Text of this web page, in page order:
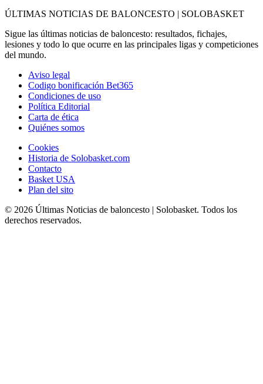
ÚLTIMAS NOTICIAS DE BALONCESTO | SOLOBASKET
Sigue las últimas noticias de baloncesto: resultados, fichajes,
lesiones y todo lo que ocurre en las principales ligas y competiciones
del mundo.
Aviso legal
Codigo bonificación Bet365
Condiciones de uso
Política Editorial
Carta de ética
Quiénes somos
Cookies
Historia de Solobasket.com
Contacto
Basket USA
Plan del sito
© 2026 Últimas Noticias de baloncesto | Solobasket. Todos los
derechos reservados.